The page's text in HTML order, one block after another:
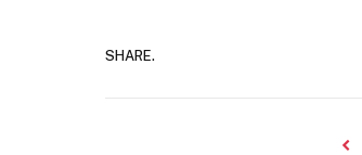
SHARE.